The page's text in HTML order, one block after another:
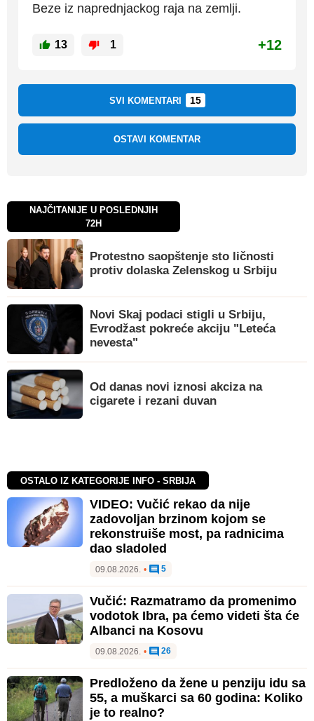
Beze iz naprednjackog raja na zemlji.
13 1 +12
SVI KOMENTARI 15
OSTAVI KOMENTAR
NAJČITANIJE U POSLEDNJIH
72H
Protestno saopštenje sto ličnosti
protiv dolaska Zelenskog u Srbiju
Novi Skaj podaci stigli u Srbiju,
Evrodžast pokreće akciju "Leteća
nevesta"
Od danas novi iznosi akciza na
cigarete i rezani duvan
OSTALO IZ KATEGORIJE INFO - SRBIJA
VIDEO: Vučić rekao da nije
zadovoljan brzinom kojom se
rekonstruiše most, pa radnicima
dao sladoled
09.08.2026. • 5
Vučić: Razmatramo da promenimo
vodotok Ibra, pa ćemo videti šta će
Albanci na Kosovu
09.08.2026. • 26
Predloženo da žene u penziju idu sa
55, a muškarci sa 60 godina: Koliko
je to realno?